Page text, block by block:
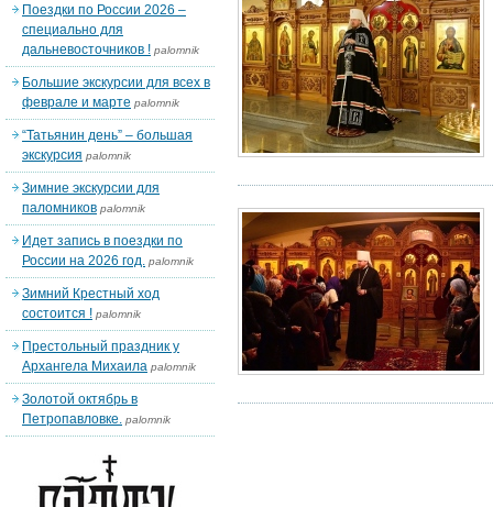
Поездки по России 2026 –
специально для
дальневосточников ! palomnik
Большие экскурсии для всех в
феврале и марте palomnik
“Татьянин день” – большая
экскурсия palomnik
Зимние экскурсии для
паломников palomnik
Идет запись в поездки по
России на 2026 год. palomnik
Зимний Крестный ход
состоится ! palomnik
Престольный праздник у
Архангела Михаила palomnik
Золотой октябрь в
Петропавловке. palomnik